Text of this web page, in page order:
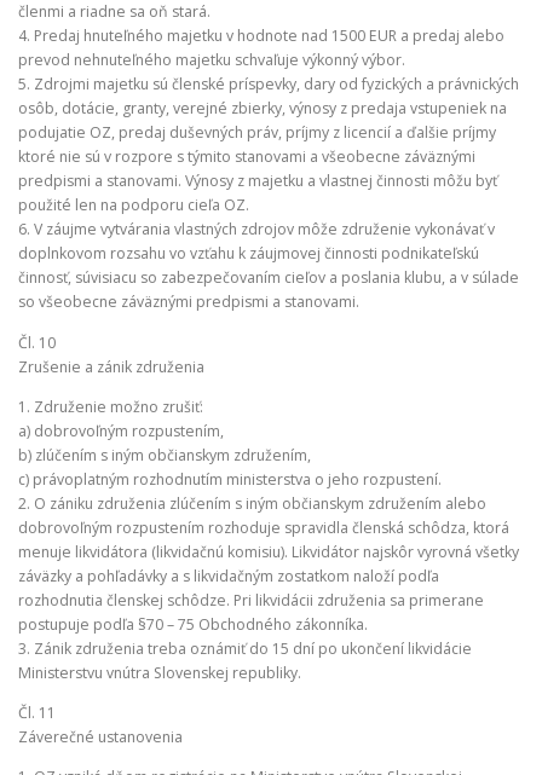
členmi a riadne sa oň stará.
4. Predaj hnuteľného majetku v hodnote nad 1500 EUR a predaj alebo
prevod nehnuteľného majetku schvaľuje výkonný výbor.
5. Zdrojmi majetku sú členské príspevky, dary od fyzických a právnických
osôb, dotácie, granty, verejné zbierky, výnosy z predaja vstupeniek na
podujatie OZ, predaj duševných práv, príjmy z licencií a ďalšie príjmy
ktoré nie sú v rozpore s týmito stanovami a všeobecne záväznými
predpismi a stanovami. Výnosy z majetku a vlastnej činnosti môžu byť
použité len na podporu cieľa OZ.
6. V záujme vytvárania vlastných zdrojov môže združenie vykonávať v
doplnkovom rozsahu vo vzťahu k záujmovej činnosti podnikateľskú
činnosť, súvisiacu so zabezpečovaním cieľov a poslania klubu, a v súlade
so všeobecne záväznými predpismi a stanovami.
Čl. 10
Zrušenie a zánik združenia
1. Združenie možno zrušiť:
a) dobrovoľným rozpustením,
b) zlúčením s iným občianskym združením,
c) právoplatným rozhodnutím ministerstva o jeho rozpustení.
2. O zániku združenia zlúčením s iným občianskym združením alebo
dobrovoľným rozpustením rozhoduje spravidla členská schôdza, ktorá
menuje likvidátora (likvidačnú komisiu). Likvidátor najskôr vyrovná všetky
záväzky a pohľadávky a s likvidačným zostatkom naloží podľa
rozhodnutia členskej schôdze. Pri likvidácii združenia sa primerane
postupuje podľa §70 – 75 Obchodného zákonníka.
3. Zánik združenia treba oznámiť do 15 dní po ukončení likvidácie
Ministerstvu vnútra Slovenskej republiky.
Čl. 11
Záverečné ustanovenia